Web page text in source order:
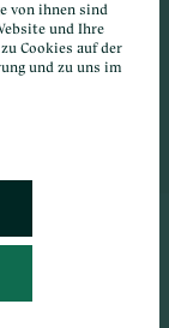
von ihnen sind
und Ihre
Cookies auf der
und zu uns im